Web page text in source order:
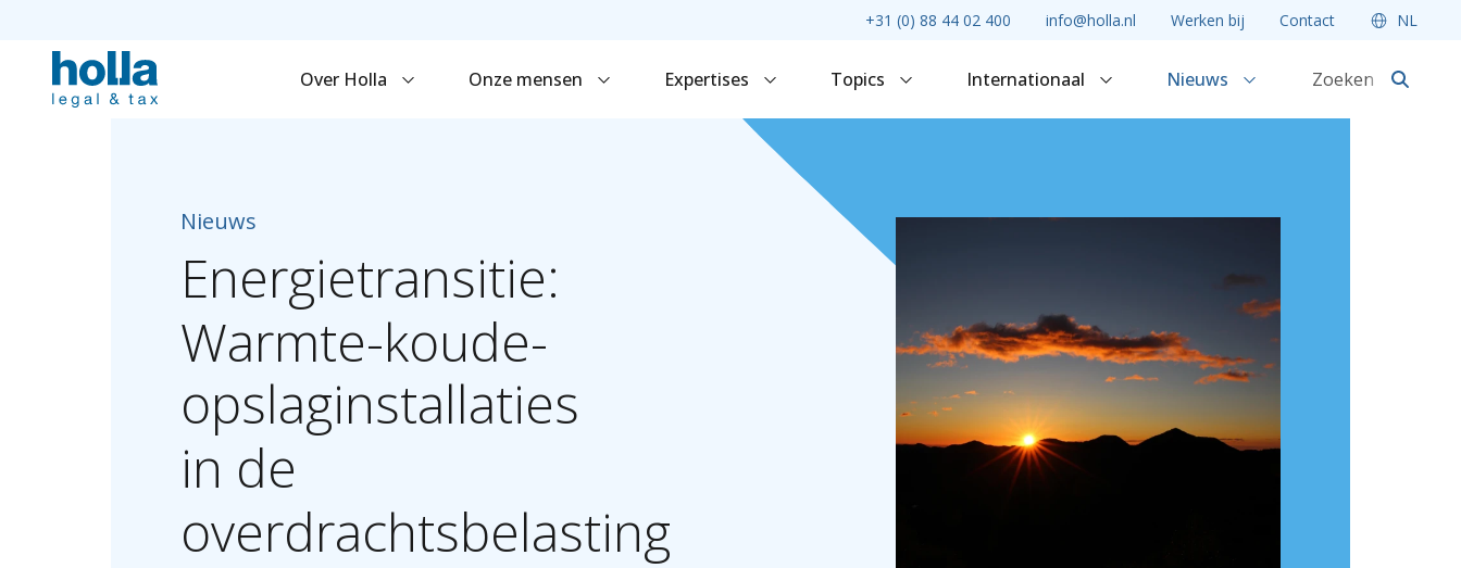
+31 (0) 88 44 02 400 info@holla.nl Werken bij Contact NL
Over Holla Onze mensen Expertises Topics Internationaal Nieuws
Nieuws
Energietransitie:
Warmte-koude-
opslaginstallaties
in de
overdrachtsbelasting